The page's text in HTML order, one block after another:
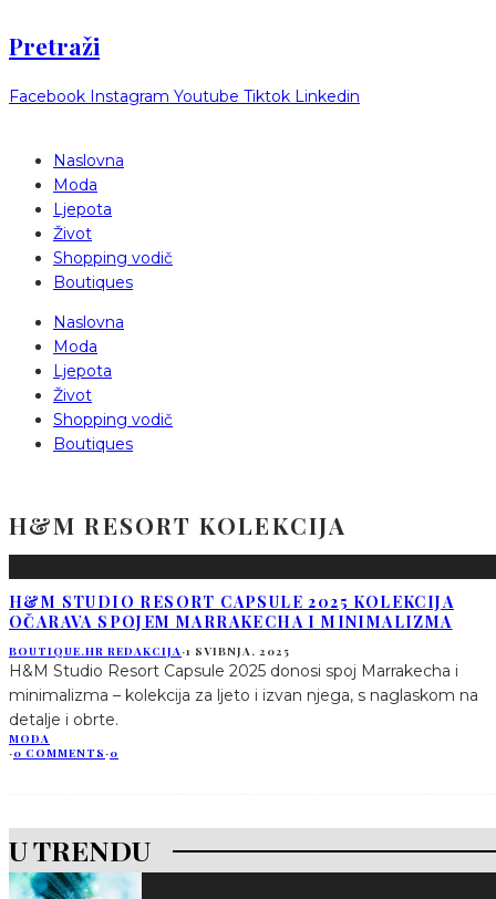
Pretraži
Facebook Instagram Youtube Tiktok Linkedin
Naslovna
Moda
Ljepota
Život
Shopping vodič
Boutiques
Naslovna
Moda
Ljepota
Život
Shopping vodič
Boutiques
H&M RESORT KOLEKCIJA
H&M STUDIO RESORT CAPSULE 2025 KOLEKCIJA
OČARAVA SPOJEM MARRAKECHA I MINIMALIZMA
BOUTIQUE.HR REDAKCIJA·1 SVIBNJA, 2025
H&M Studio Resort Capsule 2025 donosi spoj Marrakecha i
minimalizma – kolekcija za ljeto i izvan njega, s naglaskom na
detalje i obrte.
MODA
·0 COMMENTS ·0
U TRENDU